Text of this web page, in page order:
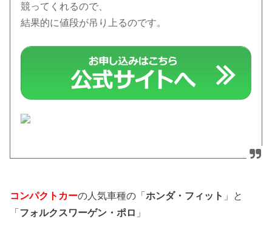
競ってくれるので、
結果的に値段が吊り上るのです。
コンパクトカーの人気車種の「ホンダ・フィット 」と
「フォルクスワーゲン・ポロ 」